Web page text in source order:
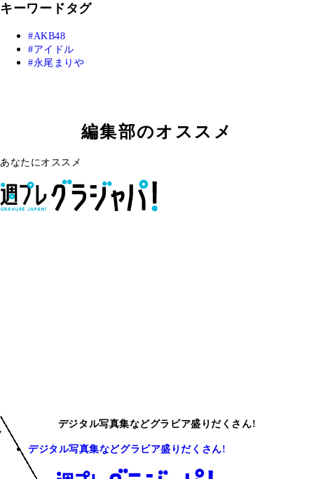
キーワードタグ
AKB48
アイドル
永尾まりや
編集部のオススメ
あなたにオススメ
デジタル写真集などグラビア盛りだくさん!
デジタル写真集などグラビア盛りだくさん!